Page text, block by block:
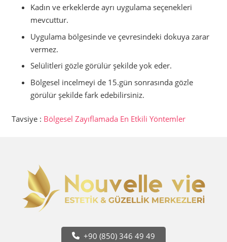
Kadın ve erkeklerde ayrı uygulama seçenekleri
mevcuttur.
Uygulama bölgesinde ve çevresindeki dokuya zarar
vermez.
Selülitleri gözle görülür şekilde yok eder.
Bölgesel incelmeyi de 15.gün sonrasında gözle
görülür şekilde fark edebilirsiniz.
Tavsiye : Bölgesel Zayıflamada En Etkili Yöntemler
+90 (850) 346 49 49